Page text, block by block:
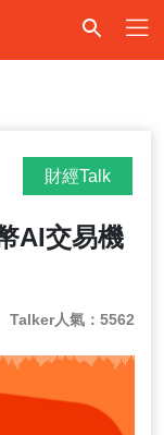
AI交易機
財經Talk
Talker人氣：5562